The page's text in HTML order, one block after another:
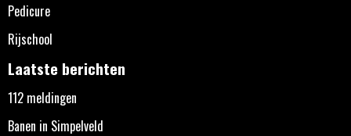
Pedicure
Rijschool
Laatste berichten
112 meldingen
Banen in Simpelveld